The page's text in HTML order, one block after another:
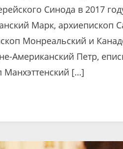
Синода в 2017
Марк, архиепископ
Монреальский и
Американский Петр,
Манхэттенский […]